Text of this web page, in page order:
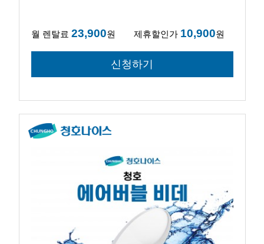
월 렌탈료 23,900원 제휴할인가 10,900원